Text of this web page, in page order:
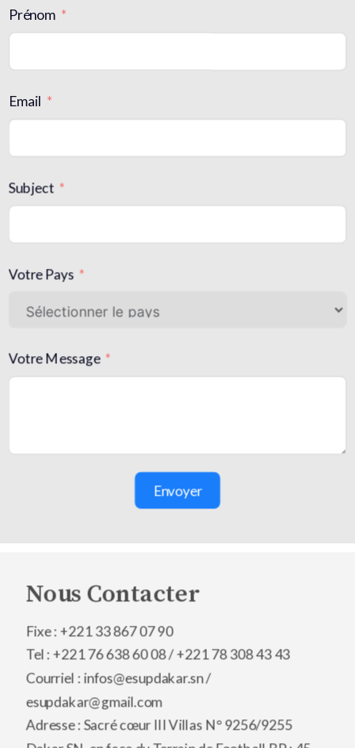
Prénom
Email
Subject
Votre Pays
Votre Message
Envoyer
Nous Contacter
Fixe : +221 33 867 07 90
Tel : +221 76 638 60 08 /+221 78 308 43 43
Courriel : infos@esupdakar.sn /
esupdakar@gmail.com
Adresse : Sacré cœur III Villas N° 9256/9255